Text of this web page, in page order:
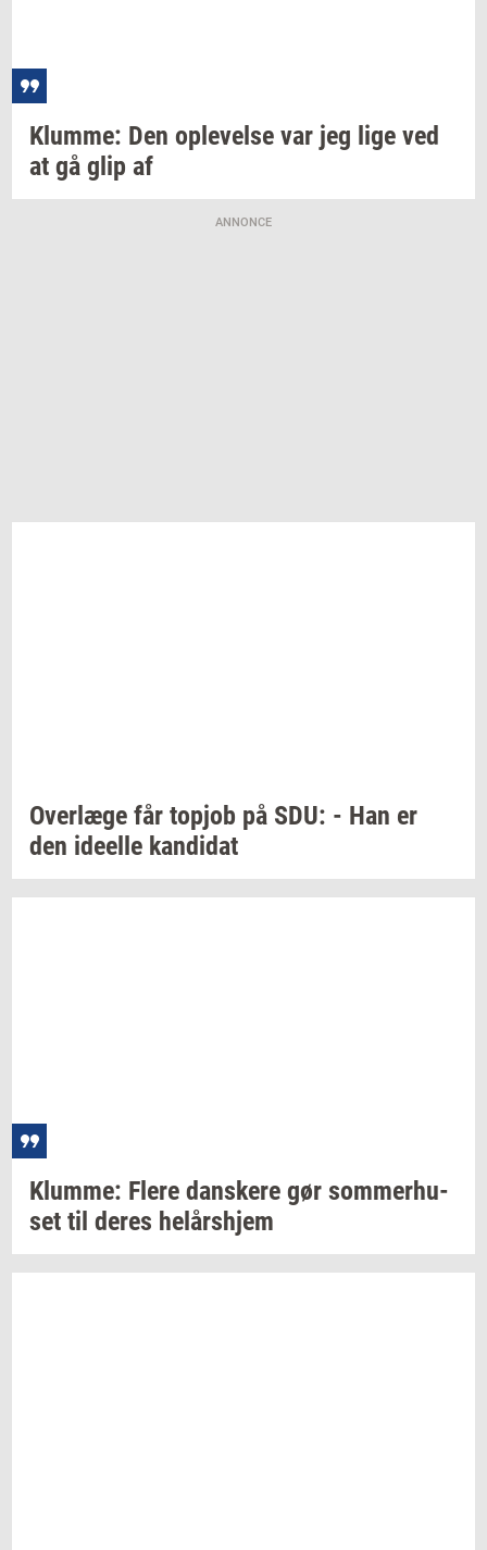
Klum­me: Den op­le­vel­se var jeg lige ved
at gå glip af
ANNONCE
Over­læ­ge får topjob på SDU: - Han er
den ide­el­le kan­di­dat
Klum­me: Flere dan­ske­re gør som­mer­hu­
set til deres helårs­hjem